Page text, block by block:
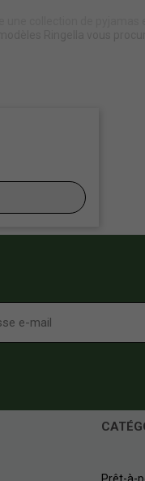
une collection de
Ringella vous